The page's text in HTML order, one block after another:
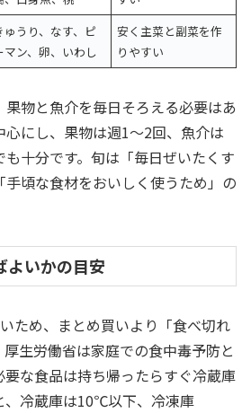
ゅうり、なす、ピ
マン、卵、いわし
安く主菜と副菜を作
りやすい
物と魚介を毎日そろえる必要はあ
心にし、果物は週1〜2回、魚介は
十分です。旬は「毎日ぜいたくす
手頃な食材をおいしく使うため」の
よいかの目安
ため、まとめ買いより「食べ切れ
生労働省は家庭での食中毒予防と
要な食品は持ち帰ったらすぐ冷蔵庫
、冷蔵庫は10℃以下、冷凍庫